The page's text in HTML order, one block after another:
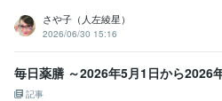
さや子（人左綾星）
2026/06/30 15:16
毎日薬膳 ～2026年5月1日から2026
記事